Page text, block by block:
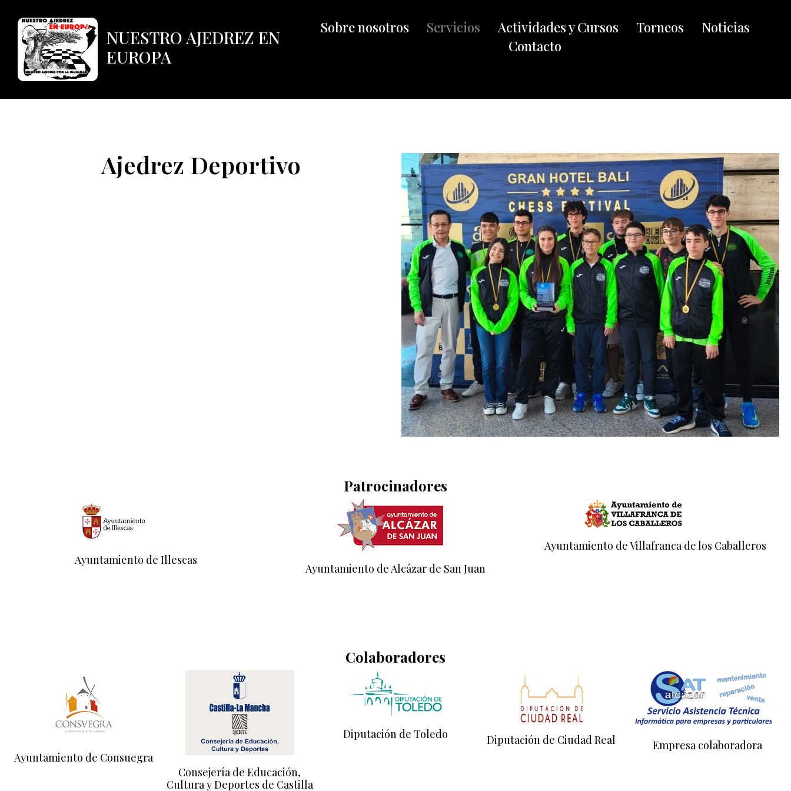
NUESTRO AJEDREZ EN
EUROPA
Sobre nosotros Servicios Actividades y Cursos Torneos
Noticias
Contacto
Ajedrez Deportivo
Patrocinadores
Ayuntamiento de Illescas
Ayuntamiento de Alcázar de San Juan
Ayuntamiento de Villafranca de los Caballeros
Colaboradores
Ayuntamiento de Consuegra
Consejería de Educación,
Cultura y Deportes de Castilla
Diputación de Toledo Diputación de Ciudad Real Empresa colaboradora